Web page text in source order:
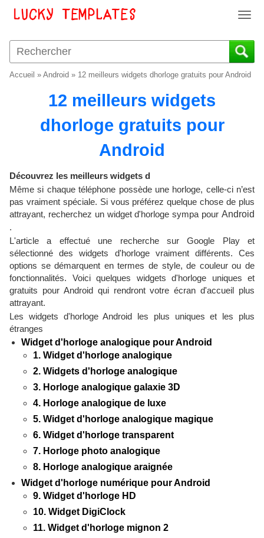
T
g
g
o
n
Accueil » Android » 12 meilleurs widgets dhorloge gratuits pour Android
12 meilleurs widgets
dhorloge gratuits pour
Android
Découvrez les meilleurs widgets d
Même si chaque téléphone possède une horloge, celle-ci n’est
pas vraiment spéciale. Si vous préférez quelque chose de plus
attrayant, recherchez un widget d'horloge sympa pour Android
.
L'article a effectué une recherche sur Google Play et
sélectionné des widgets d'horloge vraiment différents. Ces
options se démarquent en termes de style, de couleur ou de
fonctionnalités. Voici quelques widgets d'horloge uniques et
gratuits pour Android qui rendront votre écran d'accueil plus
attrayant.
Les widgets d'horloge Android les plus uniques et les plus
étranges
Widget d'horloge analogique pour Android
1. Widget d'horloge analogique
2. Widgets d'horloge analogique
3. Horloge analogique galaxie 3D
4. Horloge analogique de luxe
5. Widget d'horloge analogique magique
6. Widget d'horloge transparent
7. Horloge photo analogique
8. Horloge analogique araignée
Widget d'horloge numérique pour Android
9. Widget d'horloge HD
10. Widget DigiClock
11. Widget d'horloge mignon 2